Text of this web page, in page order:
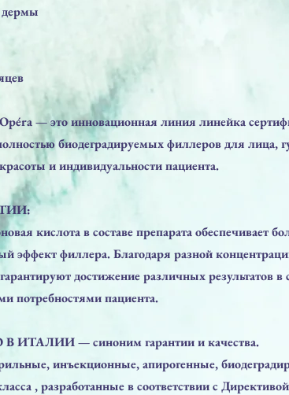
дермы
— это инновационная линия линейка
биодеградируемых филлеров для лица,
и индивидуальности пациента.
кислота в составе препарата обеспечивает
эффект филлера. Благодаря разной
достижение различных результатов в
потребностями пациента.
ИТАЛИИ — синоним гарантии и качества.
инъекционные, апирогенные,
, разработанные в соответствии с